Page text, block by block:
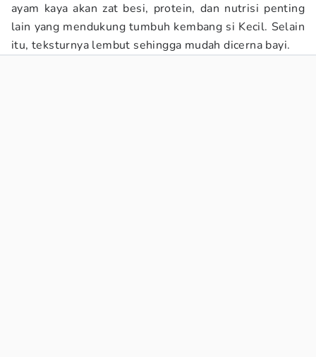
ayam kaya akan zat besi, protein, dan nutrisi penting
lain yang mendukung tumbuh kembang si Kecil. Selain
itu, teksturnya lembut sehingga mudah dicerna bayi.